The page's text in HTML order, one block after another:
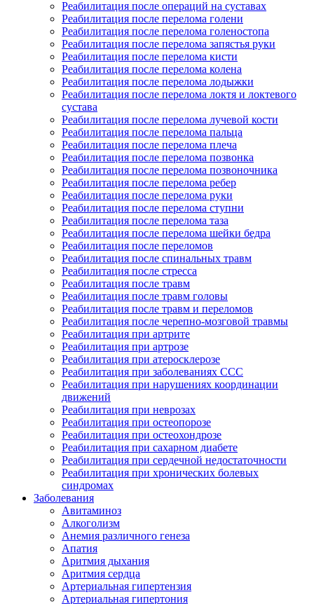
Реабилитация после операций на суставах
Реабилитация после перелома голени
Реабилитация после перелома голеностопа
Реабилитация после перелома запястья руки
Реабилитация после перелома кисти
Реабилитация после перелома колена
Реабилитация после перелома лодыжки
Реабилитация после перелома локтя и локтевого
сустава
Реабилитация после перелома лучевой кости
Реабилитация после перелома пальца
Реабилитация после перелома плеча
Реабилитация после перелома позвонка
Реабилитация после перелома позвоночника
Реабилитация после перелома ребер
Реабилитация после перелома руки
Реабилитация после перелома ступни
Реабилитация после перелома таза
Реабилитация после перелома шейки бедра
Реабилитация после переломов
Реабилитация после спинальных травм
Реабилитация после стресса
Реабилитация после травм
Реабилитация после травм головы
Реабилитация после травм и переломов
Реабилитация после черепно-мозговой травмы
Реабилитация при артрите
Реабилитация при артрозе
Реабилитация при атеросклерозе
Реабилитация при заболеваниях ССС
Реабилитация при нарушениях координации
движений
Реабилитация при неврозах
Реабилитация при остеопорозе
Реабилитация при остеохондрозе
Реабилитация при сахарном диабете
Реабилитация при сердечной недостаточности
Реабилитация при хронических болевых
синдромах
Заболевания
Авитаминоз
Алкоголизм
Анемия различного генеза
Апатия
Аритмия дыхания
Аритмия сердца
Артериальная гипертензия
Артериальная гипертония